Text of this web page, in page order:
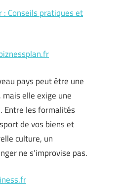
: Conseils pratiques et
pays peut être une
elle exige une
Entre les formalités
de vos biens et
culture, un
ne s’improvise pas.